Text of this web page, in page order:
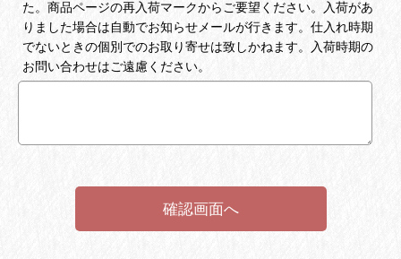
た。商品ページの再入荷マークからご要望ください。入荷があ
りました場合は自動でお知らせメールが行きます。仕入れ時期
でないときの個別でのお取り寄せは致しかねます。入荷時期の
お問い合わせはご遠慮ください。
確認画面へ